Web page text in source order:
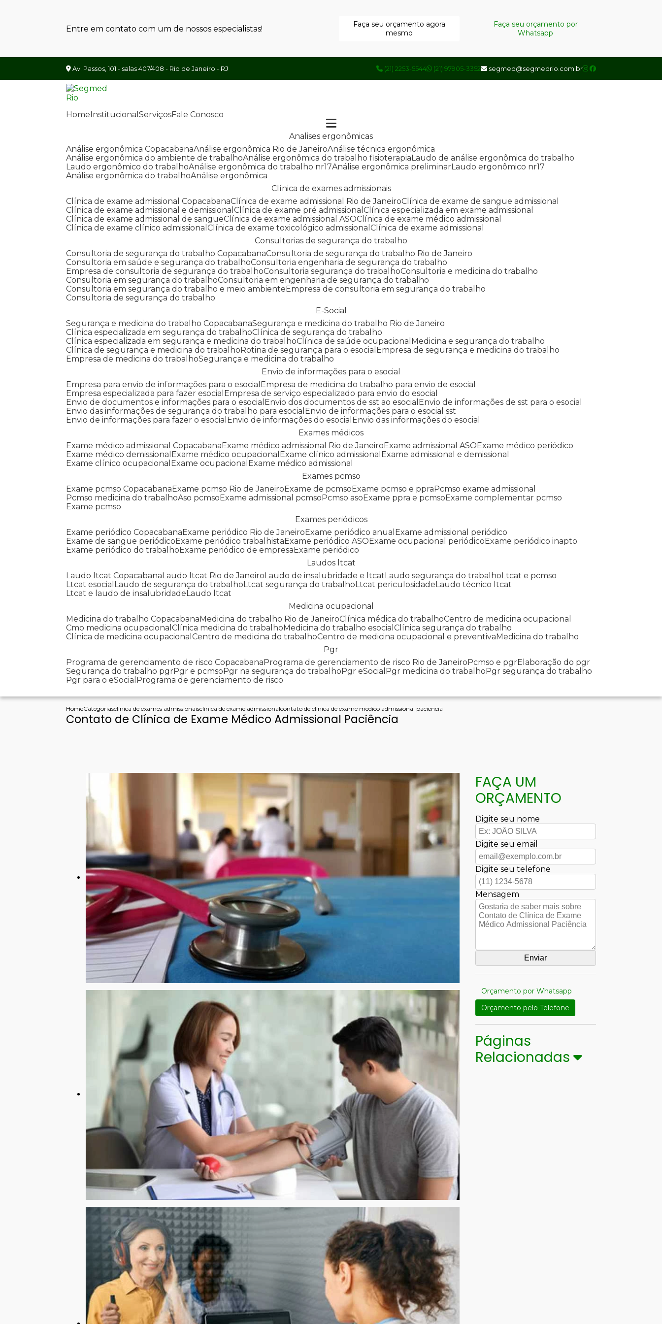
Entre em contato com um de nossos especialistas!
Faça seu orçamento agora
mesmo
Faça seu orçamento por
Whatsapp
Av. Passos, 101 - salas 407/408 - Rio de Janeiro - RJ (21) 2253-5544 (21) 97905-3352 segmed@segmedrio.com.br
Home Institucional Serviços Fale Conosco
Analises ergonômicas
Análise ergonômica Copacabana Análise ergonômica Rio de Janeiro Análise técnica ergonômica
Análise ergonômica do ambiente de trabalho Análise ergonômica do trabalho fisioterapia Laudo de análise ergonômica do trabalho
Laudo ergonômico do trabalho Análise ergonômica do trabalho nr17 Análise ergonômica preliminar Laudo ergonômico nr17
Análise ergonômica do trabalho Análise ergonômica
Clínica de exames admissionais
Clínica de exame admissional Copacabana
Clínica de exame admissional Rio de Janeiro
Clínica de exame de sangue admissional
Clínica de exame admissional e demissional
Clínica de exame pré admissional
Clínica especializada em exame admissional
Clínica de exame admissional de sangue
Clínica de exame admissional ASO
Clínica de exame médico admissional
Clínica de exame clínico admissional
Clínica de exame toxicológico admissional
Clínica de exame admissional
Consultorias de segurança do trabalho
Consultoria de segurança do trabalho Copacabana Consultoria de segurança do trabalho Rio de Janeiro
Consultoria em saúde e segurança do trabalho Consultoria engenharia de segurança do trabalho
Empresa de consultoria de segurança do trabalho Consultoria segurança do trabalho Consultoria e medicina do trabalho
Consultoria em segurança do trabalho Consultoria em engenharia de segurança do trabalho
Consultoria em segurança do trabalho e meio ambiente
Empresa de consultoria em segurança do trabalho
Consultoria de segurança do trabalho
E-Social
Segurança e medicina do trabalho Copacabana Segurança e medicina do trabalho Rio de Janeiro
Clínica especializada em segurança do trabalho
Clínica de segurança do trabalho
Clínica especializada em segurança e medicina do trabalho
Clínica de saúde ocupacional
Medicina e segurança do trabalho
Clínica de segurança e medicina do trabalho
Rotina de segurança para o esocial
Empresa de segurança e medicina do trabalho
Empresa de medicina do trabalho Segurança e medicina do trabalho
Envio de informações para o esocial
Empresa para envio de informações para o esocial
Empresa de medicina do trabalho para envio de esocial
Empresa especializada para fazer esocial
Empresa de serviço especializado para envio do esocial
Envio de documentos e informações para o esocial
Envio dos documentos de sst ao esocial
Envio de informações de sst para o esocial
Envio das informações de segurança do trabalho para esocial
Envio de informações para o esocial sst
Envio de informações para fazer o esocial
Envio de informações do esocial
Envio das informações do esocial
Exames médicos
Exame médico admissional Copacabana
Exame médico admissional Rio de Janeiro Exame admissional ASO
Exame médico periódico
Exame médico demissional
Exame médico ocupacional Exame clínico admissional
Exame admissional e demissional
Exame clínico ocupacional
Exame ocupacional
Exame médico admissional
Exames pcmso
Exame pcmso Copacabana
Exame pcmso Rio de Janeiro Exame de pcmso Exame pcmso e ppra
Pcmso exame admissional
Pcmso medicina do trabalho Aso pcmso Exame admissional pcmso Pcmso aso Exame ppra e pcmso
Exame complementar pcmso
Exame pcmso
Exames periódicos
Exame periódico Copacabana
Exame periódico Rio de Janeiro Exame periódico anual
Exame admissional periódico
Exame de sangue periódico
Exame periódico trabalhista Exame periódico ASO Exame ocupacional periódico
Exame periódico inapto
Exame periódico do trabalho
Exame periódico de empresa
Exame periódico
Laudos ltcat
Laudo ltcat Copacabana Laudo ltcat Rio de Janeiro Laudo de insalubridade e ltcat Laudo segurança do trabalho Ltcat e pcmso
Ltcat esocial
Laudo de segurança do trabalho Ltcat segurança do trabalho Ltcat periculosidade Laudo técnico ltcat
Ltcat e laudo de insalubridade Laudo ltcat
Medicina ocupacional
Medicina do trabalho Copacabana
Medicina do trabalho Rio de Janeiro Clínica médica do trabalho Centro de medicina ocupacional
Cmo medicina ocupacional
Clínica medicina do trabalho Medicina do trabalho esocial
Clínica segurança do trabalho
Clínica de medicina ocupacional Centro de medicina do trabalho Centro de medicina ocupacional e preventiva
Medicina do trabalho
Pgr
Programa de gerenciamento de risco Copacabana
Programa de gerenciamento de risco Rio de Janeiro Pcmso e pgr
Elaboração do pgr
Segurança do trabalho pgr
Pgr e pcmso Pgr na segurança do trabalho Pgr eSocial Pgr medicina do trabalho
Pgr segurança do trabalho
Pgr para o eSocial
Programa de gerenciamento de risco
HomeCategoriasclinica de exames admissionaisclinica de exame admissionalcontato de clinica de exame medico admissional paciencia
Contato de Clínica de Exame Médico Admissional Paciência
FAÇA UM
ORÇAMENTO
Digite seu nome
Digite seu email
Digite seu telefone
Mensagem
Orçamento por Whatsapp
Orçamento pelo Telefone
Páginas
Relacionadas